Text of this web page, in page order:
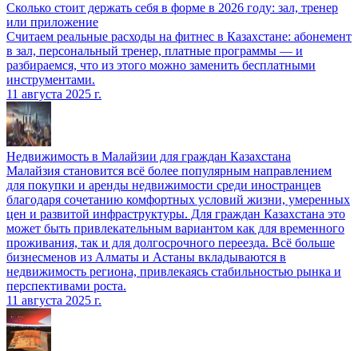
Сколько стоит держать себя в форме в 2026 году: зал, тренер
или приложение
Считаем реальные расходы на фитнес в Казахстане: абонемент
в зал, персональный тренер, платные программы — и
разбираемся, что из этого можно заменить бесплатными
инструментами.
11 августа 2025 г.
Недвижимость в Малайзии для граждан Казахстана
Малайзия становится всё более популярным направлением
для покупки и аренды недвижимости среди иностранцев
благодаря сочетанию комфортных условий жизни, умеренных
цен и развитой инфраструктуры. Для граждан Казахстана это
может быть привлекательным вариантом как для временного
проживания, так и для долгосрочного переезда. Всё больше
бизнесменов из Алматы и Астаны вкладываются в
недвижимость региона, привлекаясь стабильностью рынка и
перспективами роста.
11 августа 2025 г.